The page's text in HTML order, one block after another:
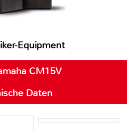
Equipment
CM15V
Daten